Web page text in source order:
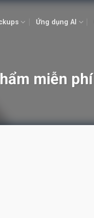
Ứng dụng AI
miễn phí